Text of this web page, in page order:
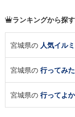
ランキングから探す
宮城県の 人気イル
宮城県の 行ってみ
宮城県の 行ってよ